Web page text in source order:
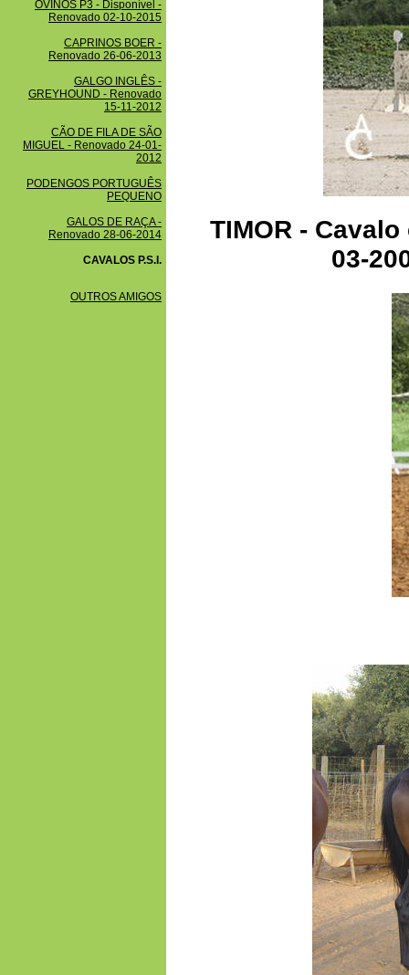
OVINOS P3 - Disponível -
Renovado 02-10-2015
CAPRINOS BOER -
Renovado 26-06-2013
GALGO INGLÊS -
GREYHOUND - Renovado
15-11-2012
CÃO DE FILA DE SÃO
MIGUEL - Renovado 24-01-
2012
PODENGOS PORTUGUÊS
PEQUENO
GALOS DE RAÇA -
Renovado 28-06-2014
CAVALOS P.S.I.
OUTROS AMIGOS
TIMOR -
03-